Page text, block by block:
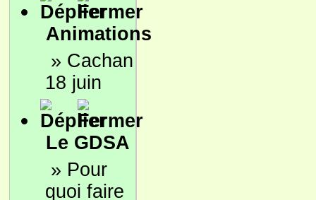
Animations
» Cachan
18 juin
Le GDSA
» Pour
quoi faire